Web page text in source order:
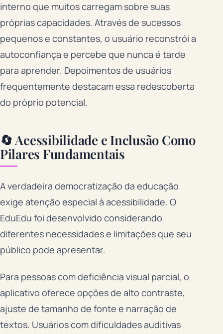
interno que muitos carregam sobre suas
próprias capacidades. Através de sucessos
pequenos e constantes, o usuário reconstrói a
autoconfiança e percebe que nunca é tarde
para aprender. Depoimentos de usuários
frequentemente destacam essa redescoberta
do próprio potencial.
🔄 Acessibilidade e Inclusão Como
Pilares Fundamentais
A verdadeira democratização da educação
exige atenção especial à acessibilidade. O
EduEdu foi desenvolvido considerando
diferentes necessidades e limitações que seu
público pode apresentar.
Para pessoas com deficiência visual parcial, o
aplicativo oferece opções de alto contraste,
ajuste de tamanho de fonte e narração de
textos. Usuários com dificuldades auditivas